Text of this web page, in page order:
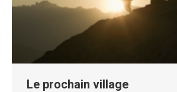
Le prochain village